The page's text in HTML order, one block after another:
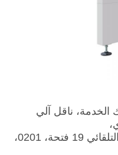
محرك الخدمة، ناقل آلي
التعويض الحراري، تغيير الفوهة التلقائي 19 فتحة، 0201،